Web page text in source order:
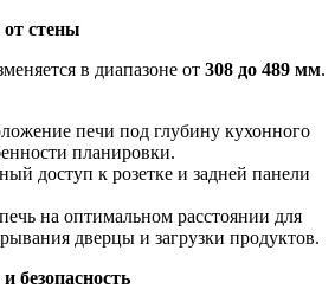
стены
в диапазоне от 308 до 489 мм.
печи под глубину кухонного
планировки.
доступ к розетке и задней панели
на оптимальном расстоянии для
дверцы и загрузки продуктов.
безопасность